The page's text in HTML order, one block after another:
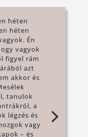
héten
héten
Én
vagyok
figyel rám
azt
akkor és
tanulok
a
légzés és
vagy
– és